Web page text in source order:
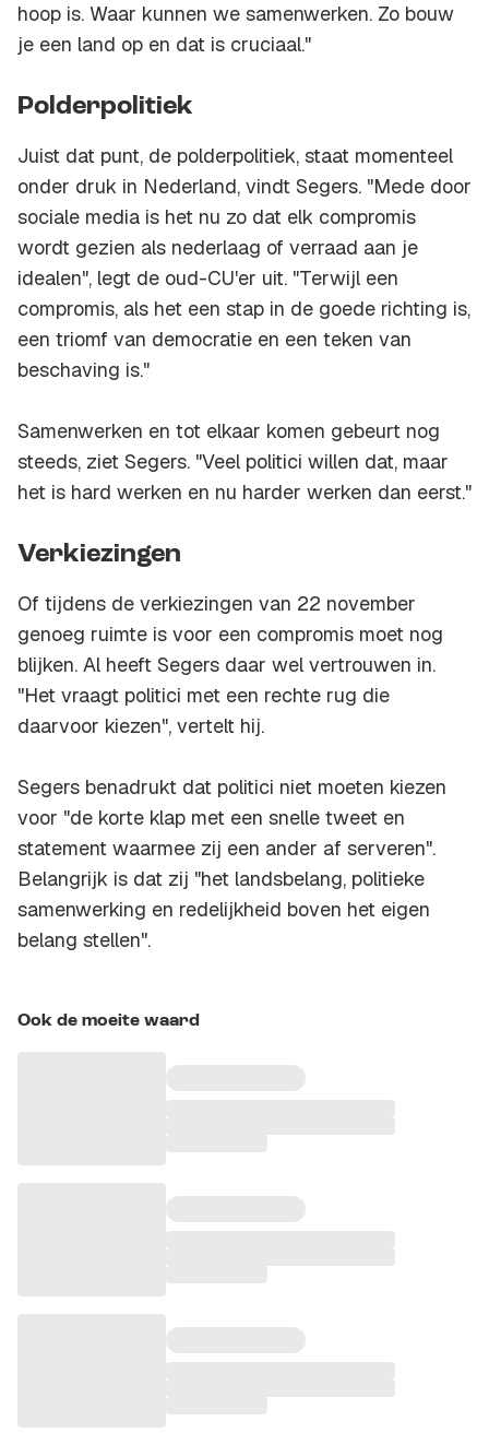
hoop is. Waar kunnen we samenwerken. Zo bouw
je een land op en dat is cruciaal."
Polderpolitiek
Juist dat punt, de polderpolitiek, staat momenteel
onder druk in Nederland, vindt Segers. "Mede door
sociale media is het nu zo dat elk compromis
wordt gezien als nederlaag of verraad aan je
idealen", legt de oud-CU'er uit. "Terwijl een
compromis, als het een stap in de goede richting is,
een triomf van democratie en een teken van
beschaving is."
Samenwerken en tot elkaar komen gebeurt nog
steeds, ziet Segers. "Veel politici willen dat, maar
het is hard werken en nu harder werken dan eerst."
Verkiezingen
Of tijdens de verkiezingen van 22 november
genoeg ruimte is voor een compromis moet nog
blijken. Al heeft Segers daar wel vertrouwen in.
"Het vraagt politici met een rechte rug die
daarvoor kiezen", vertelt hij.
Segers benadrukt dat politici niet moeten kiezen
voor "de korte klap met een snelle tweet en
statement waarmee zij een ander af serveren".
Belangrijk is dat zij "het landsbelang, politieke
samenwerking en redelijkheid boven het eigen
belang stellen".
Ook de moeite waard